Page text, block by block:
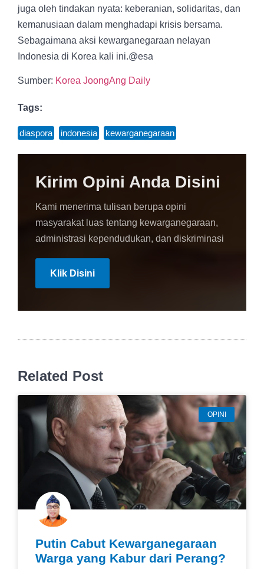
juga oleh tindakan nyata: keberanian, solidaritas, dan
kemanusiaan dalam menghadapi krisis bersama.
Sebagaimana aksi kewarganegaraan nelayan
Indonesia di Korea kali ini.@esa
Sumber: Korea JoongAng Daily
Tags:
diaspora indonesia kewarganegaraan
Kirim Opini Anda Disini
Kami menerima tulisan berupa opini
masyarakat luas tentang kewarganegaraan,
administrasi kependudukan, dan diskriminasi
Klik Disini
Related Post
OPINI
Putin Cabut Kewarganegaraan
Warga yang Kabur dari Perang?